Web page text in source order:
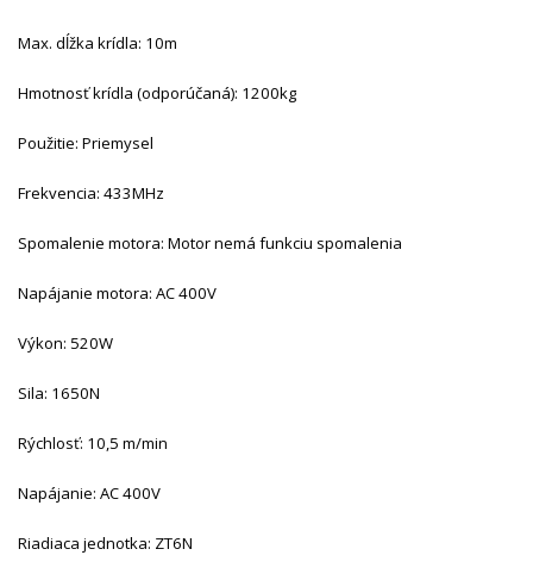
Max. dĺžka krídla: 10m
Hmotnosť krídla (odporúčaná): 1200kg
Použitie: Priemysel
Frekvencia: 433MHz
Spomalenie motora: Motor nemá funkciu spomalenia
Napájanie motora: AC 400V
Výkon: 520W
Sila: 1650N
Rýchlosť: 10,5 m/min
Napájanie: AC 400V
Riadiaca jednotka: ZT6N